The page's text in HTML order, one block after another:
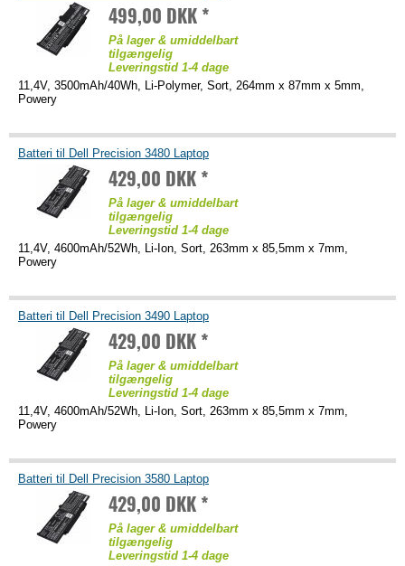
499,00 DKK *
På lager & umiddelbart
tilgængelig
Leveringstid 1-4 dage
11,4V, 3500mAh/40Wh, Li-Polymer, Sort, 264mm x 87mm x 5mm,
Powery
Batteri til Dell Precision 3480 Laptop
429,00 DKK *
På lager & umiddelbart
tilgængelig
Leveringstid 1-4 dage
11,4V, 4600mAh/52Wh, Li-Ion, Sort, 263mm x 85,5mm x 7mm,
Powery
Batteri til Dell Precision 3490 Laptop
429,00 DKK *
På lager & umiddelbart
tilgængelig
Leveringstid 1-4 dage
11,4V, 4600mAh/52Wh, Li-Ion, Sort, 263mm x 85,5mm x 7mm,
Powery
Batteri til Dell Precision 3580 Laptop
429,00 DKK *
På lager & umiddelbart
tilgængelig
Leveringstid 1-4 dage